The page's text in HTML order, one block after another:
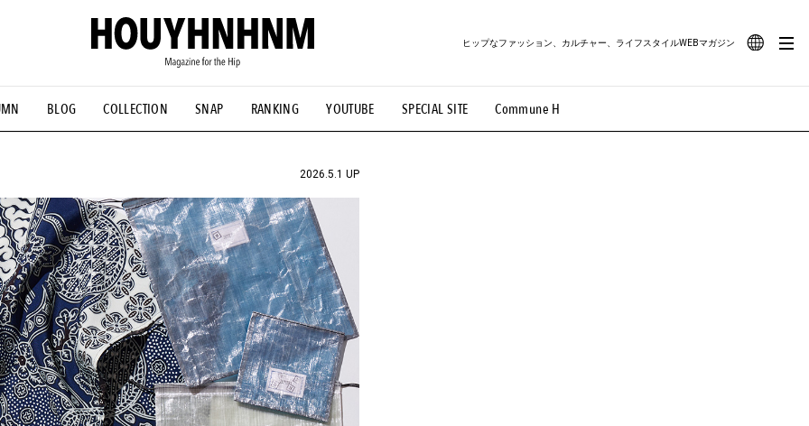
BLOG COLLECTION SNAP RANKING YOUTUBE SPECIAL SITE Commune H
ヒップなファッション、カルチャー、ライフスタイルWEBマガジン
#古着サミット #NEW VINTAGE #マイナーグッド図鑑 #路地裏てぃーん。 #MONTHLY JOURNAL
#FOCUS IT #AH.H #ととけん #FASHION #MUSIC #MOVIE #LIFESTYLE #SNEAKER #OUTDOOR
2026.5.1 UP